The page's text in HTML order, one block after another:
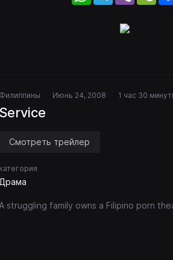
Филиппины Июнь 24, 2008 1 час 30
Service
Смотреть трейлер
категория
Драма
A struggling family owns a Filipino porn